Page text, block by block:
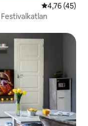
Classificação
4,76 (45)